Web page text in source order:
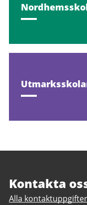
Kontakta
Alla kontaktuppgifter